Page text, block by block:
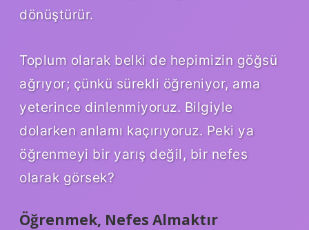
dönüştürür.
Toplum olarak belki de hepimizin göğsü
ağrıyor; çünkü sürekli öğreniyor, ama
yeterince dinlenmiyoruz. Bilgiyle
dolarken anlamı kaçırıyoruz. Peki ya
öğrenmeyi bir yarış değil, bir nefes
olarak görsek?
Öğrenmek, Nefes Almaktır